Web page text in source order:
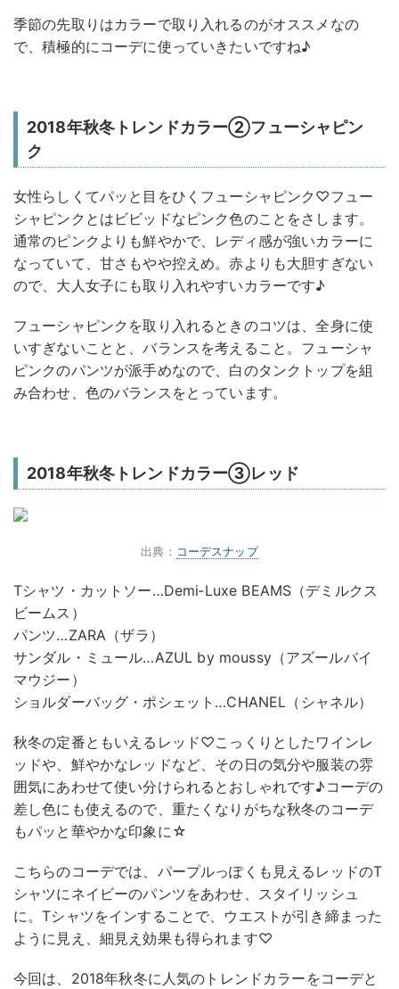
季節の先取りはカラーで取り入れるのがオススメなの
で、積極的にコーデに使っていきたいですね♪
2018年秋冬トレンドカラー②フューシャピン
ク
女性らしくてパッと目をひくフューシャピンク♡フュー
シャピンクとはビビッドなピンク色のことをさします。
通常のピンクよりも鮮やかで、レディ感が強いカラーに
なっていて、甘さもやや控えめ。赤よりも大胆すぎない
ので、大人女子にも取り入れやすいカラーです♪
フューシャピンクを取り入れるときのコツは、全身に使
いすぎないことと、バランスを考えること。フューシャ
ピンクのパンツが派手めなので、白のタンクトップを組
み合わせ、色のバランスをとっています。
2018年秋冬トレンドカラー③レッド
出典： コーデスナップ
Tシャツ・カットソー…Demi‐Luxe BEAMS（デミルクス
ビームス）
パンツ…ZARA（ザラ）
サンダル・ミュール…AZUL by moussy（アズールバイ
マウジー）
ショルダーバッグ・ポシェット…CHANEL（シャネル）
秋冬の定番ともいえるレッド♡こっくりとしたワインレ
ッドや、鮮やかなレッドなど、その日の気分や服装の雰
囲気にあわせて使い分けられるとおしゃれです♪コーデの
差し色にも使えるので、重たくなりがちな秋冬のコーデ
もパッと華やかな印象に☆
こちらのコーデでは、パープルっぽくも見えるレッドのT
シャツにネイビーのパンツをあわせ、スタイリッシュ
に。Tシャツをインすることで、ウエストが引き締まった
ように見え、細見え効果も得られます♡
今回は、2018年秋冬に人気のトレンドカラーをコーデと